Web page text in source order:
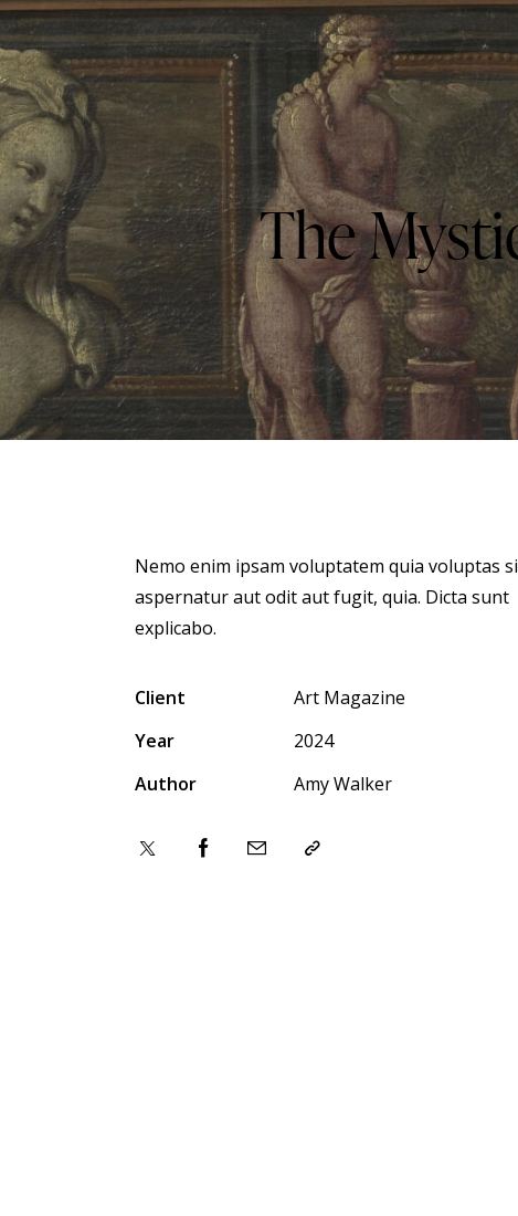
The
Nemo enim ipsam voluptatem quia voluptas
aspernatur aut odit aut fugit, quia. Dicta sunt
explicabo.
Client
Art Magazine
Year
2024
Author
Amy Walker